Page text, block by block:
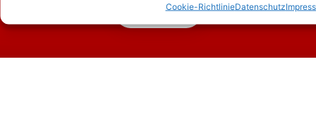
Cookie-RichtlinieDatenschutz
Kontakt